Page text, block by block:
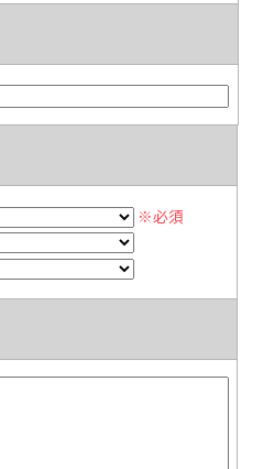
※必須